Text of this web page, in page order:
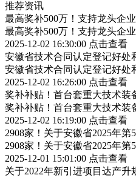
推荐资讯
最高奖补500万！支持龙头企
最高奖补500万！支持龙头企
2025-12-02 16:30:00 点击查看
安徽省技术合同认定登记好处
安徽省技术合同认定登记好处
2025-12-02 16:26:00 点击查看
奖补补贴！首台套重大技术装
奖补补贴！首台套重大技术装
2025-12-02 16:19:00 点击查看
2908家！关于安徽省2025年
2908家！关于安徽省2025年
2025-12-01 15:01:00 点击查看
关于2022年新引进项目达产